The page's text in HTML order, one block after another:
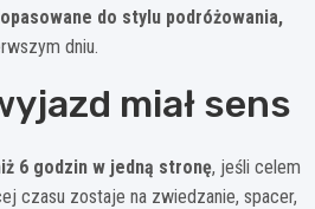
do stylu podróżowania,
dniu.
miał sens
6 godzin w jedną stronę, jeśli celem
czasu zostaje na zwiedzanie, spacer,